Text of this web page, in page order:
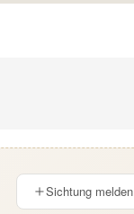
Sichtung melden